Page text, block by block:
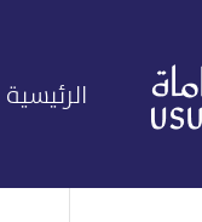
الرئيسية